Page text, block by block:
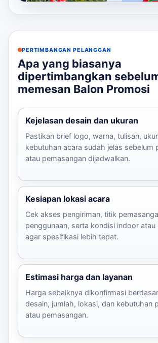
PERTIMBANGAN PELANGGAN
Apa yang biasanya
dipertimbangkan
memesan Balon Promosi
Kejelasan desain dan ukuran
Pastikan brief logo, warna, tulisan,
kebutuhan acara sudah jelas sebelum
atau pemasangan dijadwalkan.
Kesiapan lokasi acara
Cek akses pengiriman, titik
penggunaan, serta kondisi indoor
agar spesifikasi lebih tepat.
Estimasi harga dan layanan
Harga sebaiknya dikonfirmasi
desain, jumlah, lokasi, dan kebutuhan
atau pemasangan.